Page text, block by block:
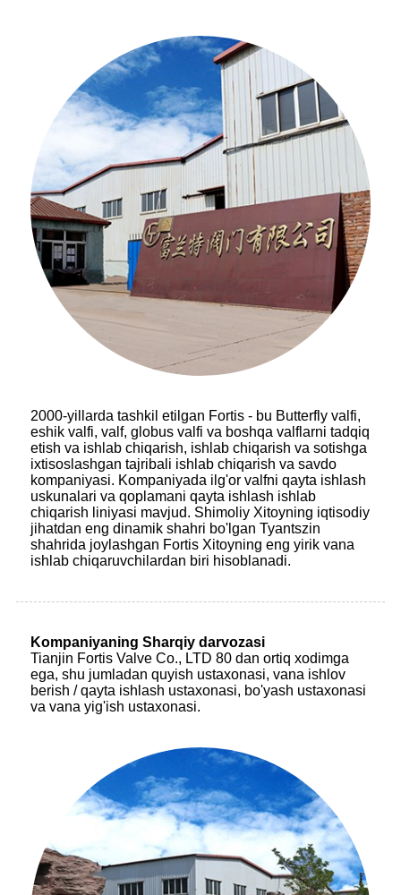
2000-yillarda tashkil etilgan Fortis - bu Butterfly valfi,
eshik valfi, valf, globus valfi va boshqa valflarni tadqiq
etish va ishlab chiqarish, ishlab chiqarish va sotishga
ixtisoslashgan tajribali ishlab chiqarish va savdo
kompaniyasi. Kompaniyada ilg'or valfni qayta ishlash
uskunalari va qoplamani qayta ishlash ishlab
chiqarish liniyasi mavjud. Shimoliy Xitoyning iqtisodiy
jihatdan eng dinamik shahri bo'lgan Tyantszin
shahrida joylashgan Fortis Xitoyning eng yirik vana
ishlab chiqaruvchilardan biri hisoblanadi.
Kompaniyaning Sharqiy darvozasi
Tianjin Fortis Valve Co., LTD 80 dan ortiq xodimga
ega, shu jumladan quyish ustaxonasi, vana ishlov
berish / qayta ishlash ustaxonasi, bo'yash ustaxonasi
va vana yig'ish ustaxonasi.